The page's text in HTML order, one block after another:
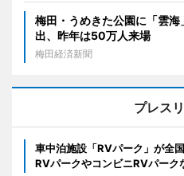
梅田・うめきた公園に「雲
出、昨年は50万人来場
梅田経済新聞
プレス
車中泊施設「RVパーク」が全
RVパークやコンビニRVパーク